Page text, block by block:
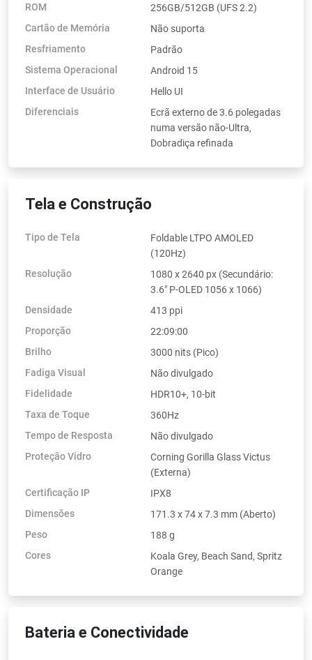
ROM
256GB/512GB (UFS 2.2)
Cartão de Memória
Não suporta
Resfriamento
Padrão
Sistema Operacional
Android 15
Interface de Usuário
Hello UI
Diferenciais
Ecrã externo de 3.6 polegadas
numa versão não-Ultra,
Dobradiça refinada
Tela e Construção
Tipo de Tela
Foldable LTPO AMOLED
(120Hz)
Resolução
1080 x 2640 px (Secundário:
3.6" P-OLED 1056 x 1066)
Densidade
413 ppi
Proporção
22:09:00
Brilho
3000 nits (Pico)
Fadiga Visual
Não divulgado
Fidelidade
HDR10+, 10-bit
Taxa de Toque
360Hz
Tempo de Resposta
Não divulgado
Proteção Vidro
Corning Gorilla Glass Victus
(Externa)
Certificação IP
IPX8
Dimensões
171.3 x 74 x 7.3 mm (Aberto)
Peso
188 g
Cores
Koala Grey, Beach Sand, Spritz
Orange
Bateria e Conectividade